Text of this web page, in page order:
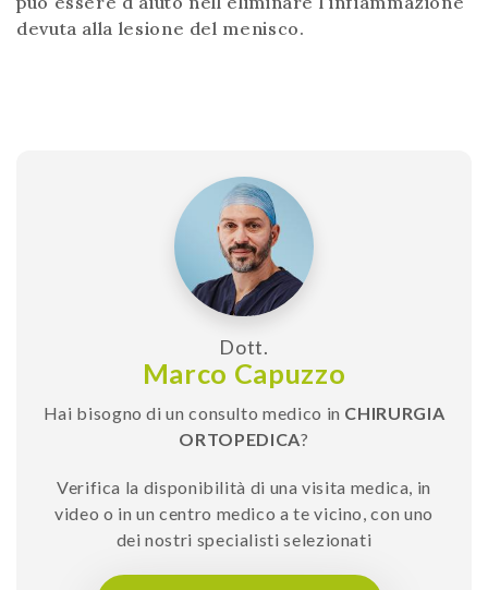
devuta alla lesione del menisco.
Dott.
Marco Capuzzo
Hai bisogno di un consulto medico in CHIRURGIA
ORTOPEDICA?
Verifica la disponibilità di una visita medica, in
video o in un centro medico a te vicino, con uno
dei nostri specialisti selezionati